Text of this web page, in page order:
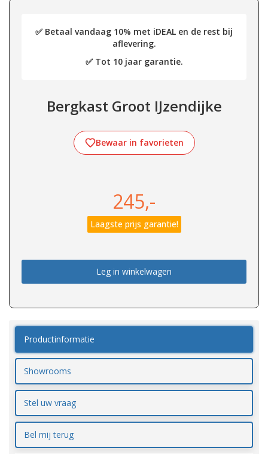
✅ Betaal vandaag 10% met iDEAL en de rest bij
aflevering.
✅ Tot 10 jaar garantie.
Bergkast Groot IJzendijke
Bewaar in favorieten
245,-
Laagste prijs garantie!
Leg in winkelwagen
Productinformatie
Showrooms
Stel uw vraag
Bel mij terug